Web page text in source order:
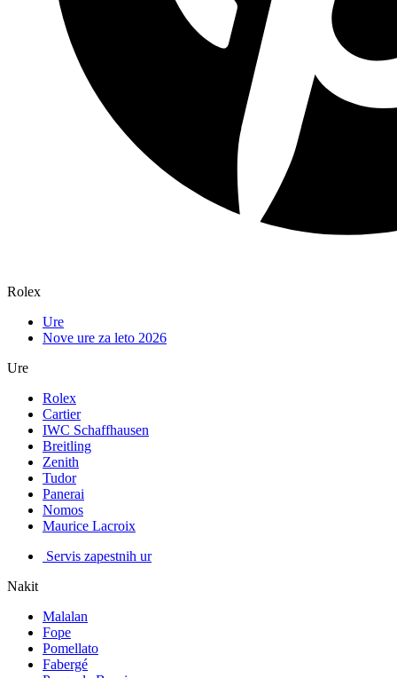
Rolex
Ure
Nove ure za leto 2026
Ure
Rolex
Cartier
IWC Schaffhausen
Breitling
Zenith
Tudor
Panerai
Nomos
Maurice Lacroix
Servis zapestnih ur
Nakit
Malalan
Fope
Pomellato
Fabergé